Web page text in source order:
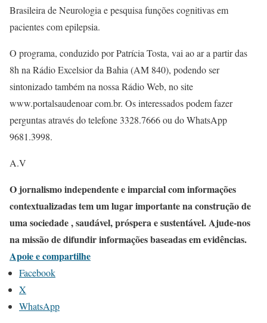
Brasileira de Neurologia e pesquisa funções cognitivas em
pacientes com epilepsia.
O programa, conduzido por Patrícia Tosta, vai ao ar a partir das
8h na Rádio Excelsior da Bahia (AM 840), podendo ser
sintonizado também na nossa Rádio Web, no site
www.portalsaudenoar com.br. Os interessados podem fazer
perguntas através do telefone 3328.7666 ou do WhatsApp
9681.3998.
A.V
O jornalismo independente e imparcial com informações
contextualizadas tem um lugar importante na construção de
uma sociedade , saudável, próspera e sustentável. Ajude-nos
na missão de difundir informações baseadas em evidências.
Apoie e compartilhe
Facebook
X
WhatsApp